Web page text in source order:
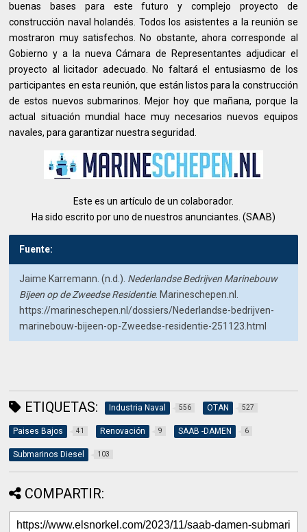
buenas bases para este futuro y complejo proyecto de
construcción naval holandés. Todos los asistentes a la reunión se
mostraron muy satisfechos. No obstante, ahora corresponde al
Gobierno y a la nueva Cámara de Representantes adjudicar el
proyecto al licitador adecuado. No faltará el entusiasmo de los
participantes en esta reunión, que están listos para la construcción
de estos nuevos submarinos. Mejor hoy que mañana, porque la
actual situación mundial hace muy necesarios nuevos equipos
navales, para garantizar nuestra seguridad.
Este es un artículo de un colaborador.
Ha sido escrito por uno de nuestros anunciantes. (SAAB)
Fuente:
Jaime Karremann. (n.d.). Nederlandse Bedrijven Marinebouw
Bijeen op de Zweedse Residentie. Marineschepen.nl.
https://marineschepen.nl/dossiers/Nederlandse-bedrijven-
marinebouw-bijeen-op-Zweedse-residentie-251123.html
ETIQUETAS: Industria Naval 556 OTAN 527
Paises Bajos 41 Renovación 9 SAAB -DAMEN 6
Submarinos Diesel 103
COMPARTIR: